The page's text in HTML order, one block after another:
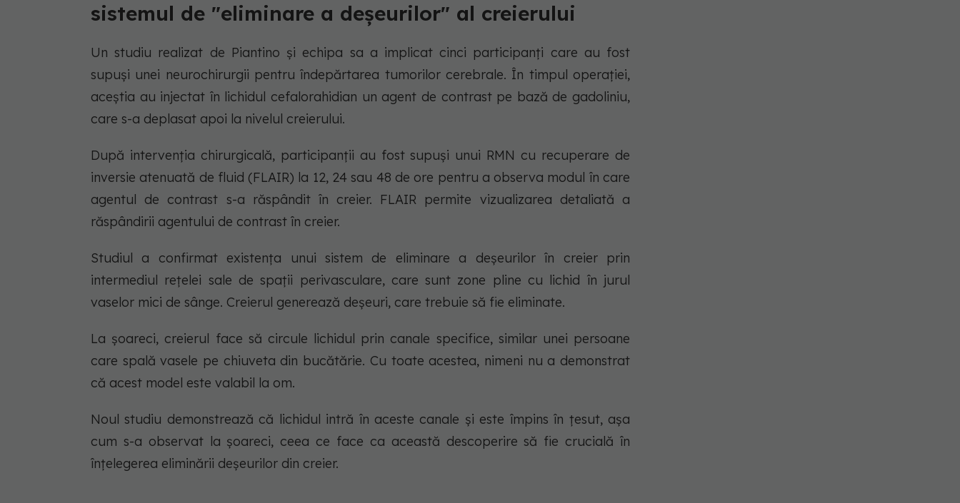
sistemul de "eliminare a deșeurilor" al creierului
Un studiu realizat de Piantino și echipa sa a implicat cinci participanți care au fost
supuși unei neurochirurgii pentru îndepărtarea tumorilor cerebrale. În timpul operației,
aceștia au injectat în lichidul cefalorahidian un agent de contrast pe bază de gadoliniu,
care s-a deplasat apoi la nivelul creierului.
După intervenția chirurgicală, participanții au fost supuși unui RMN cu recuperare de
inversie atenuată de fluid (FLAIR) la 12, 24 sau 48 de ore pentru a observa modul în care
agentul de contrast s-a răspândit în creier. FLAIR permite vizualizarea detaliată a
răspândirii agentului de contrast în creier.
Studiul a confirmat existența unui sistem de eliminare a deșeurilor în creier prin
intermediul rețelei sale de spații perivasculare, care sunt zone pline cu lichid în jurul
vaselor mici de sânge. Creierul generează deșeuri, care trebuie să fie eliminate.
La șoareci, creierul face să circule lichidul prin canale specifice, similar unei persoane
care spală vasele pe chiuveta din bucătărie. Cu toate acestea, nimeni nu a demonstrat
că acest model este valabil la om.
Noul studiu demonstrează că lichidul intră în aceste canale și este împins în țesut, așa
cum s-a observat la șoareci, ceea ce face ca această descoperire să fie crucială în
înțelegerea eliminării deșeurilor din creier.